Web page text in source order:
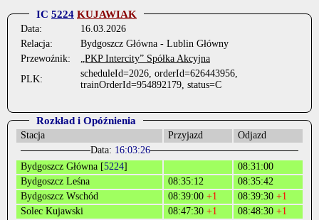
IC 5224 KUJAWIAK
Data:
16.03.2026
Relacja:
Bydgoszcz Główna - Lublin Główny
Przewoźnik:
„PKP Intercity” Spółka Akcyjna
PLK:
scheduleId=2026, orderId=626443956,
trainOrderId=954892179, status=C
Rozkład i Opóźnienia
Stacja Przyjazd
Odjazd
Data: 16:03:26
Bydgoszcz Główna [5224]
08:31:00
Bydgoszcz Leśna
08:35:12
08:35:42
Bydgoszcz Wschód
08:39:00 +1 08:39:30 +1
Solec Kujawski
08:47:30 +1 08:48:30 +1